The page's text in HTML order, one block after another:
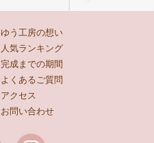
ゆう工房の想い
人気ランキング
完成までの期間
よくあるご質問
アクセス
お問い合わせ